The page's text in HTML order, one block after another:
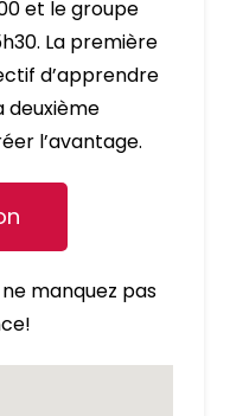
et le groupe
La première
d’apprendre
deuxième
l’avantage.
manquez pas